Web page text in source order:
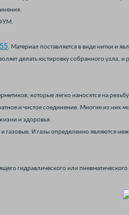
. Материал поставляется в виде нитки и
делать юстировку собранного узла, и
которые легко наносятся на
и чистое соединение. Многие из них
и здоровья.
газовые. И газы определенно являются
гидравлического или